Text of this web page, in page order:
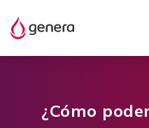
¿Cómo